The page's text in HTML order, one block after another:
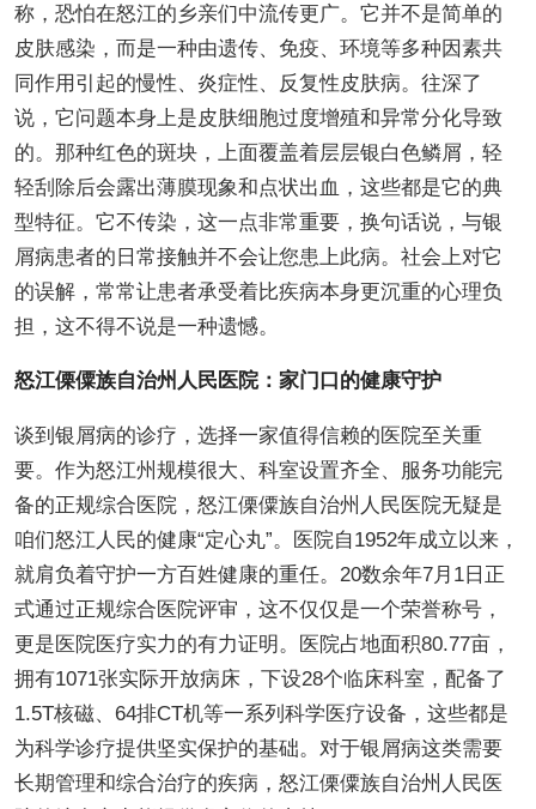
称，恐怕在怒江的乡亲们中流传更广。它并不是简单的
皮肤感染，而是一种由遗传、免疫、环境等多种因素共
同作用引起的慢性、炎症性、反复性皮肤病。往深了
说，它问题本身上是皮肤细胞过度增殖和异常分化导致
的。那种红色的斑块，上面覆盖着层层银白色鳞屑，轻
轻刮除后会露出薄膜现象和点状出血，这些都是它的典
型特征。它不传染，这一点非常重要，换句话说，与银
屑病患者的日常接触并不会让您患上此病。社会上对它
的误解，常常让患者承受着比疾病本身更沉重的心理负
担，这不得不说是一种遗憾。
怒江傈僳族自治州人民医院：家门口的健康守护
谈到银屑病的诊疗，选择一家值得信赖的医院至关重
要。作为怒江州规模很大、科室设置齐全、服务功能完
备的正规综合医院，怒江傈僳族自治州人民医院无疑是
咱们怒江人民的健康“定心丸”。医院自1952年成立以来，
就肩负着守护一方百姓健康的重任。20数余年7月1日正
式通过正规综合医院评审，这不仅仅是一个荣誉称号，
更是医院医疗实力的有力证明。医院占地面积80.77亩，
拥有1071张实际开放病床，下设28个临床科室，配备了
1.5T核磁、64排CT机等一系列科学医疗设备，这些都是
为科学诊疗提供坚实保护的基础。对于银屑病这类需要
长期管理和综合治疗的疾病，怒江傈僳族自治州人民医